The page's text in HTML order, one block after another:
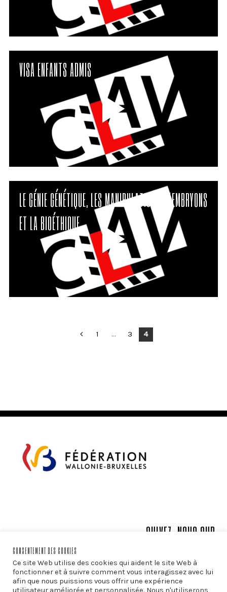
VISA ENFANTS ADMIS
LE GÉNIE GÉNÉTIQUE, LES MANIPULATIONS D’EMBRYONS
ET LA BIOÉTHIQUE
1 … 3 4
SUIVEZ-NOUS SUR:
CONSENTEMENT DES COOKIES
Ce site Web utilise des cookies qui aident le site Web à
fonctionner et à suivre comment vous interagissez avec lui
afin que nous puissions vous offrir une expérience
utilisateur améliorée et personnalisée. Nous n'utiliserons